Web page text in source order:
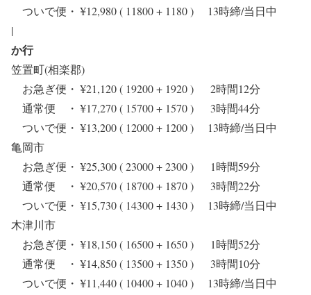
ついで便・ ¥12,980 ( 11800 + 1180 ) 13時締/当日中
|
か行
笠置町(相楽郡)
お急ぎ便・ ¥21,120 ( 19200 + 1920 ) 2時間12分
通常便 ・ ¥17,270 ( 15700 + 1570 ) 3時間44分
ついで便・ ¥13,200 ( 12000 + 1200 ) 13時締/当日中
亀岡市
お急ぎ便・ ¥25,300 ( 23000 + 2300 ) 1時間59分
通常便 ・ ¥20,570 ( 18700 + 1870 ) 3時間22分
ついで便・ ¥15,730 ( 14300 + 1430 ) 13時締/当日中
木津川市
お急ぎ便・ ¥18,150 ( 16500 + 1650 ) 1時間52分
通常便 ・ ¥14,850 ( 13500 + 1350 ) 3時間10分
ついで便・ ¥11,440 ( 10400 + 1040 ) 13時締/当日中